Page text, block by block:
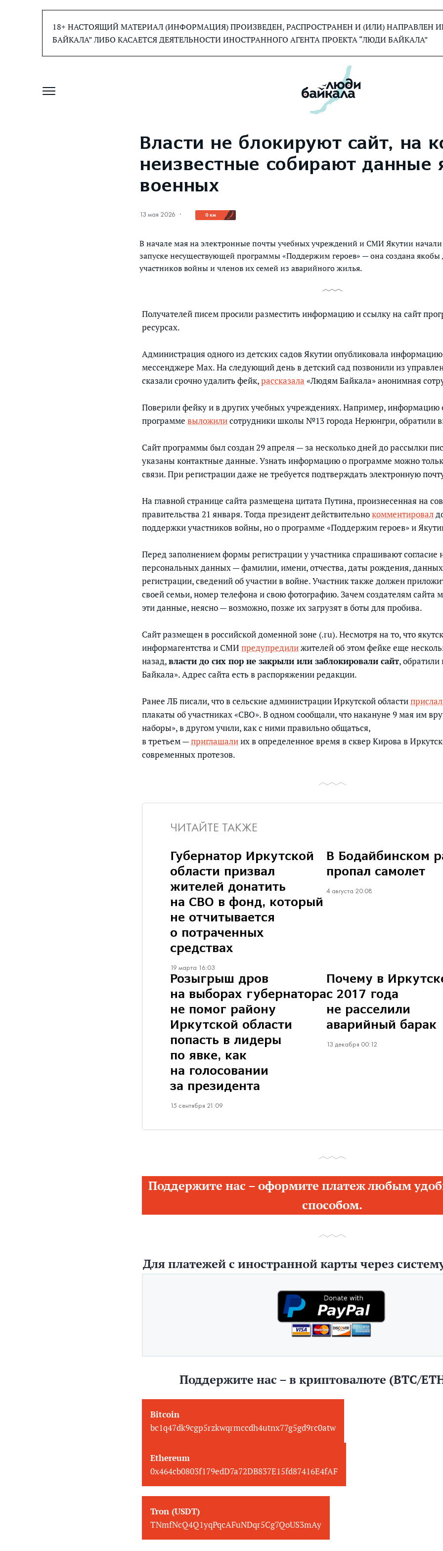
18+ НАСТОЯЩИЙ МАТЕРИАЛ (ИНФОРМАЦИЯ) ПРОИЗВЕДЕН, РАСПРОСТРАНЕН И (ИЛИ)
БАЙКАЛА” ЛИБО КАСАЕТСЯ ДЕЯТЕЛЬНОСТИ ИНОСТРАННОГО АГЕНТА ПРОЕКТА “ЛЮДИ БАЙКАЛА”
Власти не блокируют сайт, на
неизвестные собирают данные
военных
13 мая 2026 · 0 км
В начале мая на электронные почты учебных учреждений и СМИ Якутии начали
запуске несуществующей программы «Поддержим героев» — она создана якобы
участников войны и членов их семей из аварийного жилья.
Получателей писем просили разместить информацию и ссылку на сайт
ресурсах.
Администрация одного из детских садов Якутии опубликовала
мессенджере Max. На следующий день в детский сад позвонили из
сказали срочно удалить фейк,рассказала «Людям Байкала» анонимная
Поверили фейку и в других учебных учреждениях. Например, информацию
программе выложилисотрудники школы №13 города Нерюнгри, обратили
Сайт программы был создан 29 апреля — за несколько дней до рассылки
указаны контактные данные. Узнать информацию о программе можно
связи. При регистрации даже не требуется подтверждать электронную
На главной странице сайта размещена цитата Путина, произнесенная на
правительства 21 января. Тогда президент действительнокомментировал
поддержки участников войны, но о программе «Поддержим героев» и
Перед заполнением формы регистрации у участника спрашивают согласие
персональных данных — фамилии, имени, отчества, даты рождения, данных
регистрации, сведений об участии в войне. Участник также должен
своей семьи, номер телефона и свою фотографию. Зачем создателям сайта
эти данные, неясно — возможно, позже их загрузят в боты для пробива.
Сайт размещен в российской доменной зоне (.ru). Несмотря на то, что
информагентства и СМИ предупредилижителей об этом фейке еще
назад,власти до сих пор не закрыли или заблокировали сайт,
Байкала». Адрес сайта есть в распоряжении редакции.
Ранее ЛБ писали, что в сельские администрации Иркутской области
плакаты об участниках «СВО». В одном сообщали, что накануне 9 мая им
наборы», в другом учили, как с ними правильно общаться,
в третьем —приглашалиих в определенное время в сквер Кирова в
современных протезов.
ЧИТАЙТЕ ТАКЖЕ
Губернатор Иркутской
области призвал
жителей донатить
на СВО в фонд, который
не отчитывается
о потраченных
средствах
19 марта 16:03
В Бодайбинском
пропал самолет
4 августа 20:08
Розыгрыш дров
на выборах губернатора
не помог району
Иркутской области
попасть в лидеры
по явке, как
на голосовании
за президента
15 сентября 21:09
Почему в
с 2017 года
не расселили
аварийный барак
13 декабря 00:12
Поддержите нас – оформите платеж любым
способом.
Для платежей с иностранной карты через
Поддержите нас – в криптовалюте (BTC/
Bitcoin
bc1q47dk9cgp5rzkwqrmccdh4utnx77g5gd9rc0atw
Ethereum
0x464cb0803f179edD7a72DB837E15fd87416E4fAF
Tron (USDT)
TNmfNcQ4Q1yqPqcAFuNDqr5Cg7QoUS3mAy